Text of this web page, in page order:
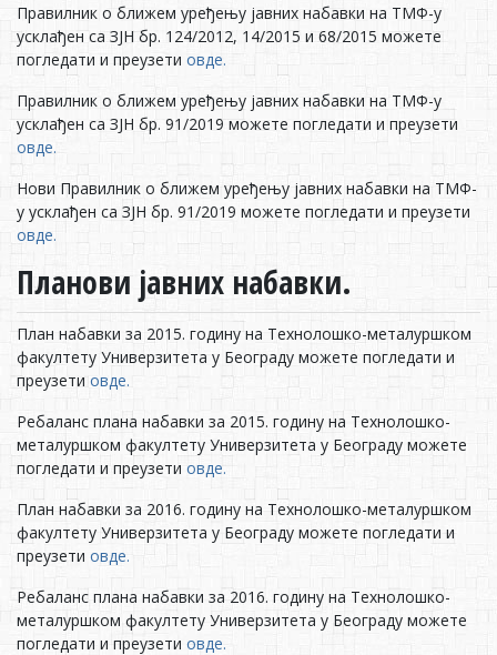
Правилник о ближем уређењу јавних набавки на ТМФ-у
усклађен са ЗЈН бр. 124/2012, 14/2015 и 68/2015 можете
погледати и преузети овде.
Правилник о ближем уређењу јавних набавки на ТМФ-у
усклађен са ЗЈН бр. 91/2019 можете погледати и преузети
овде.
Нови Правилник о ближем уређењу јавних набавки на ТМФ-
у усклађен са ЗЈН бр. 91/2019 можете погледати и преузети
овде.
Планови јавних набавки.
План набавки за 2015. годину на Технолошко-металуршком
факултету Универзитета у Београду можете погледати и
преузети овде.
Ребаланс плана набавки за 2015. годину на Технолошко-
металуршком факултету Универзитета у Београду можете
погледати и преузети овде.
План набавки за 2016. годину на Технолошко-металуршком
факултету Универзитета у Београду можете погледати и
преузети овде.
Ребаланс плана набавки за 2016. годину на Технолошко-
металуршком факултету Универзитета у Београду можете
погледати и преузети овде.